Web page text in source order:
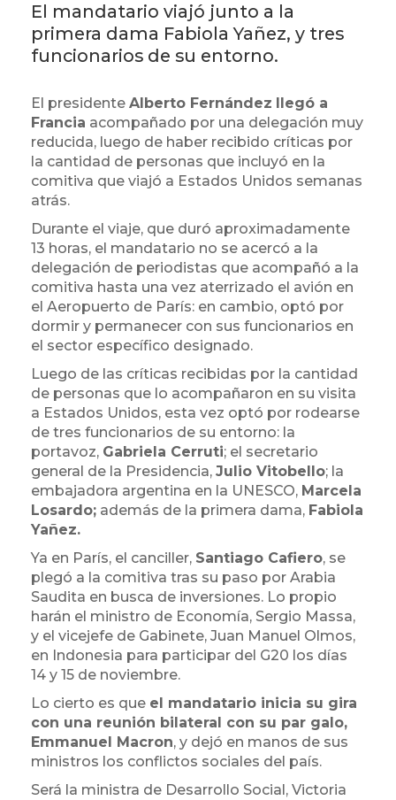
El mandatario viajó junto a la
primera dama Fabiola Yañez, y tres
funcionarios de su entorno.
El presidente Alberto Fernández llegó a
Francia acompañado por una delegación muy
reducida, luego de haber recibido críticas por
la cantidad de personas que incluyó en la
comitiva que viajó a Estados Unidos semanas
atrás.
Durante el viaje, que duró aproximadamente
13 horas, el mandatario no se acercó a la
delegación de periodistas que acompañó a la
comitiva hasta una vez aterrizado el avión en
el Aeropuerto de París: en cambio, optó por
dormir y permanecer con sus funcionarios en
el sector específico designado.
Luego de las críticas recibidas por la cantidad
de personas que lo acompañaron en su visita
a Estados Unidos, esta vez optó por rodearse
de tres funcionarios de su entorno: la
portavoz, Gabriela Cerruti; el secretario
general de la Presidencia, Julio Vitobello; la
embajadora argentina en la UNESCO, Marcela
Losardo; además de la primera dama, Fabiola
Yañez.
Ya en París, el canciller, Santiago Cafiero, se
plegó a la comitiva tras su paso por Arabia
Saudita en busca de inversiones. Lo propio
harán el ministro de Economía, Sergio Massa,
y el vicejefe de Gabinete, Juan Manuel Olmos,
en Indonesia para participar del G20 los días
14 y 15 de noviembre.
Lo cierto es que el mandatario inicia su gira
con una reunión bilateral con su par galo,
Emmanuel Macron, y dejó en manos de sus
ministros los conflictos sociales del país.
Será la ministra de Desarrollo Social, Victoria